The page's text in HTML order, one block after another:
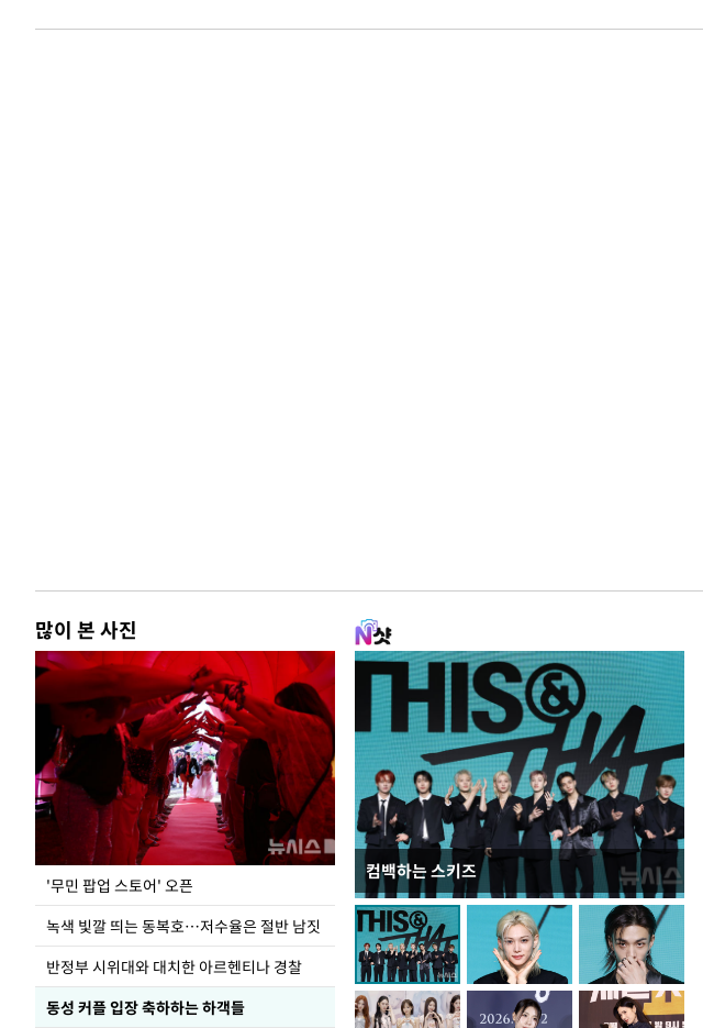
2시간 전 >11시간 압수수색에 성접대 파문까지…'쑥대밭' 된 축구협회
많이 본 사진
'무민 팝업 스토어' 오픈
녹색 빛깔 띄는 동복호…저수율은 절반 남짓
반정부 시위대와 대치한 아르헨티나 경찰
동성 커플 입장 축하하는 하객들
컴백하는 스키즈
지석천 뒤덮은 개구리밥